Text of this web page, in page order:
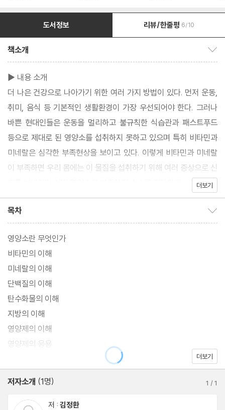
도서정보 리뷰/한줄평 6/10
책소개
▶ 내용 소개
더 나은 건강으로 나아가기 위한 여러 가지 방법이 있다. 먼저 운동,
취미, 음식 등 기본적인 생활환경이 가장 우선되어야 한다. 그러나
바쁜 현대인들은 운동을 멀리하고 불규칙한 식습관과 패스트푸드
등으로 제대로 된 영양소를 섭취하지 못하고 있으며 특히 비타민과
미네랄은 심각한 부족현상을 보이고 있다. 이렇게 비타민과 미네랄
이 부족하면 우리 몸에는 이 물질을 섭취하기 위해 여러 증상으로 신
더보기
목차
영양소란 무엇인가
비타민의 이해
미네랄의 이해
단백질의 이해
탄수화물의 이해
지방의 이해
영양제의 이해
영양제의 응용
더보기
저자소개 (1명) 1 /1
저 : 김정환